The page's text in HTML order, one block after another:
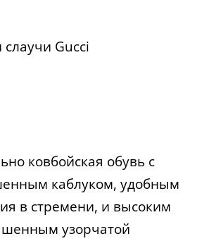
ковбойская обувь с
каблуком, удобным
в стремени, и высоким
узорчатой